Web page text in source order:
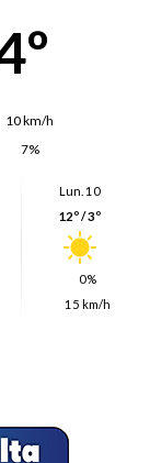
10 km/h
7%
Lun. 10
12º / 3º
0%
15 km/h